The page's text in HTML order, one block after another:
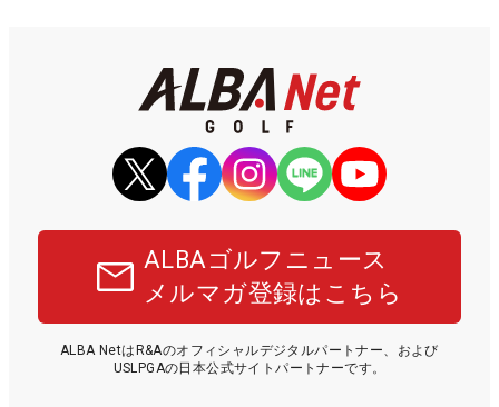
ALBAゴルフニュース
メルマガ登録はこちら
ALBA NetはR&Aのオフィシャルデジタルパートナー、および
USLPGAの日本公式サイトパートナーです。